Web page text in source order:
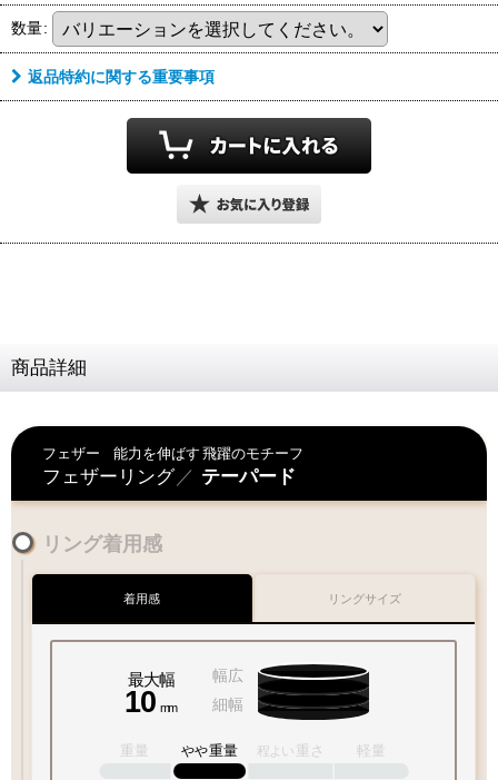
ご注文後
サイズ変更ご希望の場合
24時間以内に
『お問合せ』より
24時間以降
お届け予定が
8/9 8/16
月中旬頃のお届けです
各期間内にお届けとなります
お届けに遅延が発生する場合もございます
何卒ご了承下さいますよう
交通混雑期
年末・冬季期間
天候不良時
台風・暴風雪
大雨・大雪
数量:
返品特約に関する重要事項
商品詳細
フェザー 能力を伸ばす 飛躍のモチーフ
フェザーリング ／ テーパード
リング着用感
着用感
最大幅
10 mm
幅広
細幅
重量 やや重量 程よい 重さ 軽量
リングサイズ